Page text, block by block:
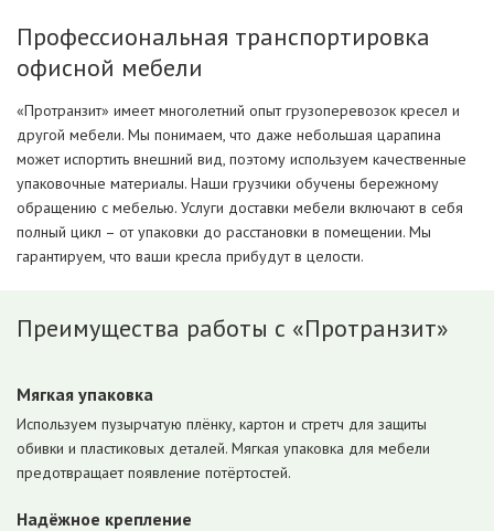
Профессиональная транспортировка
офисной мебели
«Протранзит» имеет многолетний опыт грузоперевозок кресел и
другой мебели. Мы понимаем, что даже небольшая царапина
может испортить внешний вид, поэтому используем качественные
упаковочные материалы. Наши грузчики обучены бережному
обращению с мебелью. Услуги доставки мебели включают в себя
полный цикл – от упаковки до расстановки в помещении. Мы
гарантируем, что ваши кресла прибудут в целости.
Преимущества работы с «Протранзит»
Мягкая упаковка
Используем пузырчатую плёнку, картон и стретч для защиты
обивки и пластиковых деталей. Мягкая упаковка для мебели
предотвращает появление потёртостей.
Надёжное крепление